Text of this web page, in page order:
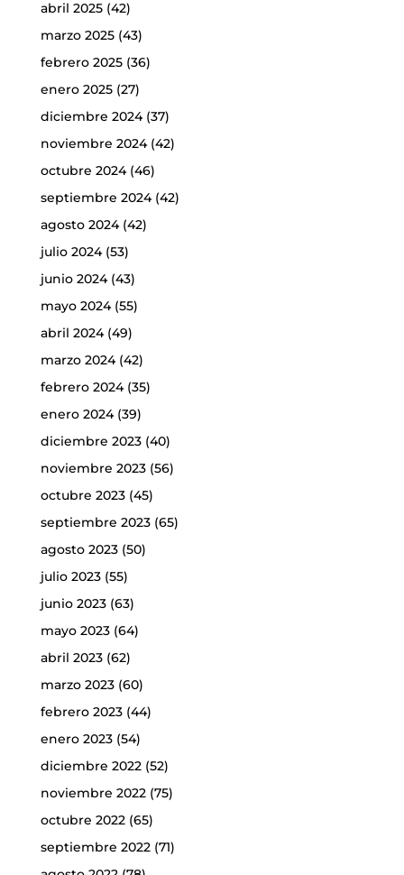
abril 2025(42)
marzo 2025(43)
febrero 2025(36)
enero 2025(27)
diciembre 2024(37)
noviembre 2024(42)
octubre 2024(46)
septiembre 2024(42)
agosto 2024(42)
julio 2024(53)
junio 2024(43)
mayo 2024(55)
abril 2024(49)
marzo 2024(42)
febrero 2024(35)
enero 2024(39)
diciembre 2023(40)
noviembre 2023(56)
octubre 2023(45)
septiembre 2023(65)
agosto 2023(50)
julio 2023(55)
junio 2023(63)
mayo 2023(64)
abril 2023(62)
marzo 2023(60)
febrero 2023(44)
enero 2023(54)
diciembre 2022(52)
noviembre 2022(75)
octubre 2022(65)
septiembre 2022(71)